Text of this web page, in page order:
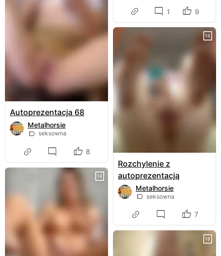
1 9
Autoprezentacja 68
Metalhorsie
seksowna
8
Rozchylenie z
autoprezentacją
Metalhorsie
seksowna
7